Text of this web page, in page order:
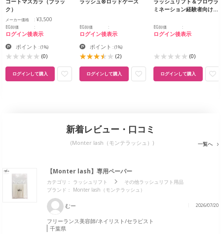
ク）
メーカー価格 ¥3,500
EG卸価
ログイン後表示
ポイント :(1%)
(0)
ログインして購入
EG卸価
ログイン後表示
ポイント :(1%)
(2)
ログインして購入
ミネーション経験者向け…
EG卸価
ログイン後表示
(0)
ログインして購入
新着レビュー・口コミ
(Monter lash（モンテラッシュ）) 一覧へ
【Monter lash】専用ペーパー
カテゴリ： ラッシュリフト
その他ラッシュリフト用品
ブランド： Monter lash（モンテラッシュ）
むー 2026/07/20
フリーランス美容師/ネイリスト/セラピスト
千葉県